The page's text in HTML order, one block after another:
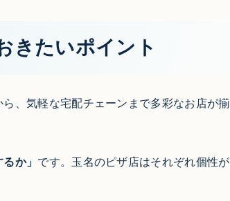
きたいポイント
、気軽な宅配チェーンまで多彩なお店が揃
か」 です。玉名のピザ店はそれぞれ個性が